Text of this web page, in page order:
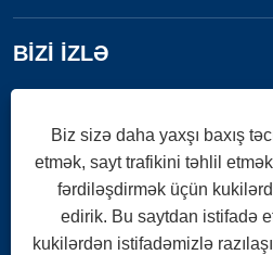
BİZİ İZLƏ
Copyright © 2025 Qingzhou Jinqi
hüquqlar
Biz sizə daha yaxşı baxış
etmək, sayt trafikini təhlil
fərdiləşdirmək üçün
edirik. Bu saytdan istifadə
kukilərdən istifadəmizlə